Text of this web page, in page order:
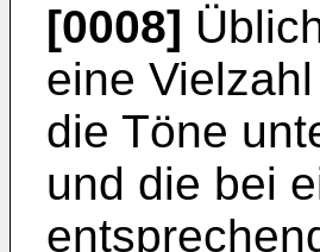
[0008]
eine
die Töne
und die bei